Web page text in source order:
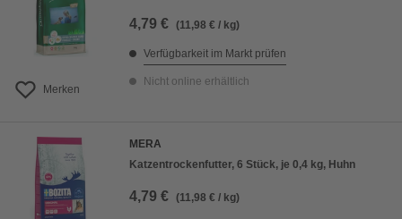
Merken
4,79 € (11,98 € / kg)
Verfügbarkeit im Markt prüfen
Nicht online erhältlich
MERA
Katzentrockenfutter, 6 Stück, je 0,4 kg, Huhn
4,79 € (11,98 € / kg)